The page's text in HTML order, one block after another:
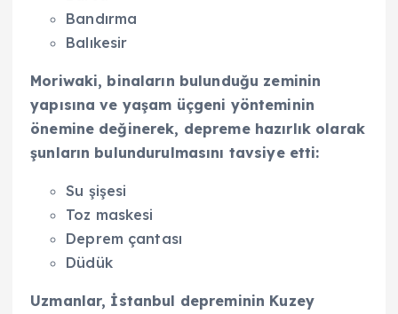
Bandırma
Balıkesir
Moriwaki, binaların bulunduğu zeminin
yapısına ve yaşam üçgeni yönteminin
önemine değinerek, depreme hazırlık olarak
şunların bulundurulmasını tavsiye etti:
Su şişesi
Toz maskesi
Deprem çantası
Düdük
Uzmanlar, İstanbul depreminin Kuzey